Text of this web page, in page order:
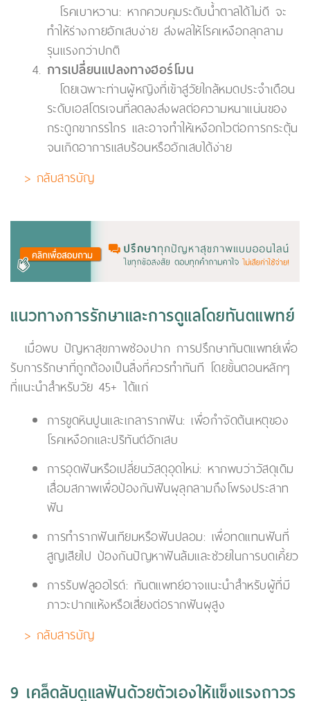
โรคเบาหวาน: หากควบคุมระดับน้ำตาลได้ไม่ดี จะ
ทำให้ร่างกายอักเสบง่าย ส่งผลให้โรคเหงือกลุกลาม
รุนแรงกว่าปกติ
การเปลี่ยนแปลงทางฮอร์โมน
โดยเฉพาะท่านผู้หญิงที่เข้าสู่วัยใกล้หมดประจำเดือน
ระดับเอสโตรเจนที่ลดลงส่งผลต่อความหนาแน่นของ
กระดูกขากรรไกร และอาจทำให้เหงือกไวต่อการกระตุ้น
จนเกิดอาการแสบร้อนหรืออักเสบได้ง่าย
> กลับสารบัญ
แนวทางการรักษาและการดูแลโดยทันตแพทย์
เมื่อพบ ปัญหาสุขภาพช่องปาก การปรึกษาทันตแพทย์เพื่อ
รับการรักษาที่ถูกต้องเป็นสิ่งที่ควรทำทันที โดยขั้นตอนหลักๆ
ที่แนะนำสำหรับวัย 45+ ได้แก่
การขูดหินปูนและเกลารากฟัน: เพื่อกำจัดต้นเหตุของ
โรคเหงือกและปริทันต์อักเสบ
การอุดฟันหรือเปลี่ยนวัสดุอุดใหม่: หากพบว่าวัสดุเดิม
เสื่อมสภาพเพื่อป้องกันฟันผุลุกลามถึงโพรงประสาท
ฟัน
การทำรากฟันเทียมหรือฟันปลอม: เพื่อทดแทนฟันที่
สูญเสียไป ป้องกันปัญหาฟันล้มและช่วยในการบดเคี้ยว
การรับฟลูออไรด์: ทันตแพทย์อาจแนะนำสำหรับผู้ที่มี
ภาวะปากแห้งหรือเสี่ยงต่อรากฟันผุสูง
> กลับสารบัญ
9 เคล็ดลับดูแลฟันด้วยตัวเองให้แข็งแรงถาวร